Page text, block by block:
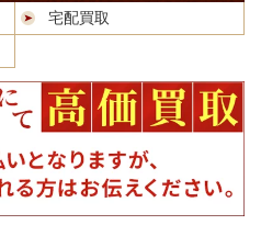
宅配買取